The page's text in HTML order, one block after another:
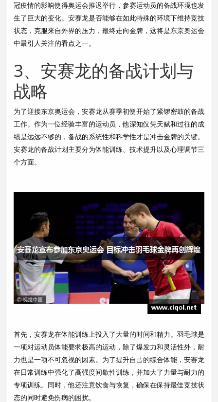
冠疫情的影响使得奥运会推迟举行，参赛运动员的备战环境也发
生了巨大的变化。安赛龙是否能够在如此特殊的环境下维持竞技
状态，克服来自外界的压力，最终走向金牌，这将是东京奥运会
中最引人关注的看点之一。
3、安赛龙的备战计划与
战略
为了迎接东京奥运会，安赛龙从赛季初便开始了紧锣密鼓的备战
工作。作为一位经验丰富的运动员，他深知仅凭天赋和过往的成
绩是远远不够的，备战的系统性和科学性才是冲击金牌的关键。
安赛龙的备战计划主要分为体能训练、技术提升以及心理调节三
个方面。
首先，安赛龙在体能训练上投入了大量的时间和精力。羽毛球是
一项对运动员体能要求极高的运动，除了爆发力和灵活性外，耐
力也是一项不可忽视的因素。为了提升自己的综合体能，安赛龙
在日常训练中强化了高强度间歇性训练，并加大了力量与耐力的
专项训练。同时，他还注意饮食与恢复，确保在保持最佳竞技状
态的同时避免伤病的困扰。